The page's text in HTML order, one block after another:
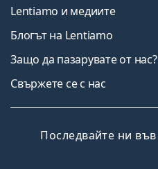
Lentiamo и медиите
Блогът на Lentiamo
Защо да пазарувате от нас?
Свържете се с нас
Последвайте ни във